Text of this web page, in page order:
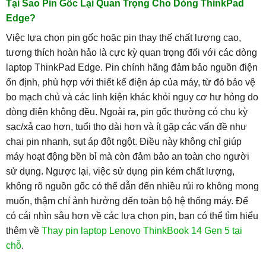
Tại Sao Pin Gốc Lại Quan Trọng Cho Dòng ThinkPad
Edge?
Việc lựa chọn pin gốc hoặc pin thay thế chất lượng cao,
tương thích hoàn hảo là cực kỳ quan trọng đối với các dòng
laptop ThinkPad Edge. Pin chính hãng đảm bảo nguồn điện
ổn định, phù hợp với thiết kế điện áp của máy, từ đó bảo vệ
bo mạch chủ và các linh kiện khác khỏi nguy cơ hư hỏng do
dòng điện không đều. Ngoài ra, pin gốc thường có chu kỳ
sạc/xả cao hơn, tuổi thọ dài hơn và ít gặp các vấn đề như
chai pin nhanh, sụt áp đột ngột. Điều này không chỉ giúp
máy hoạt động bền bỉ mà còn đảm bảo an toàn cho người
sử dụng. Ngược lại, việc sử dụng pin kém chất lượng,
không rõ nguồn gốc có thể dẫn đến nhiều rủi ro không mong
muốn, thậm chí ảnh hưởng đến toàn bộ hệ thống máy. Để
có cái nhìn sâu hơn về các lựa chọn pin, bạn có thể tìm hiểu
thêm về Thay pin laptop Lenovo ThinkBook 14 Gen 5 tại
chỗ.